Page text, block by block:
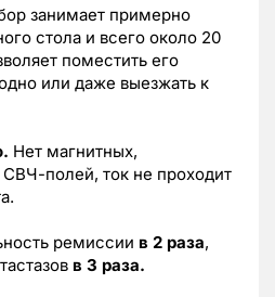
занимает примерно
стола и всего около 20
поместить его
или даже выезжать к
Нет магнитных,
полей, ток не проходит
ремиссии в 2 раза,
в 3 раза.